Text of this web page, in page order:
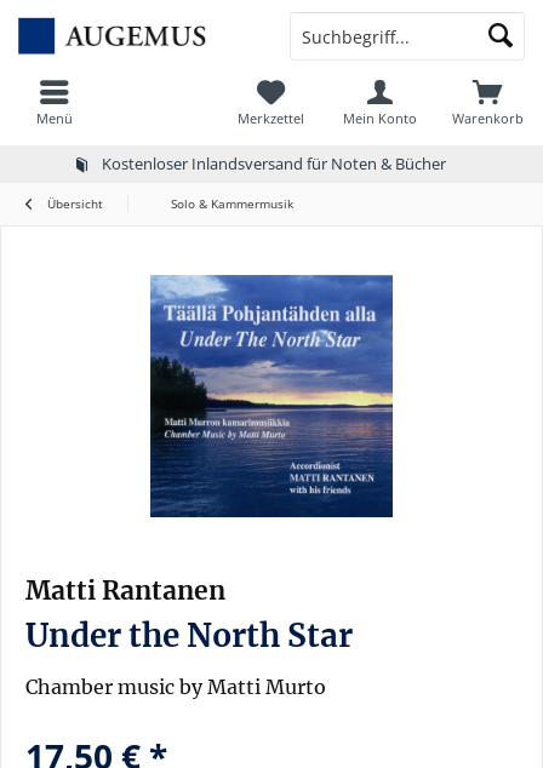
Kostenloser Inlandsversand für Noten & Bücher
Menü Warenkorb
Merkzettel Mein Konto
Übersicht Solo & Kammermusik
Matti Rantanen
Under the North Star
Chamber music by Matti Murto
17,50 € *